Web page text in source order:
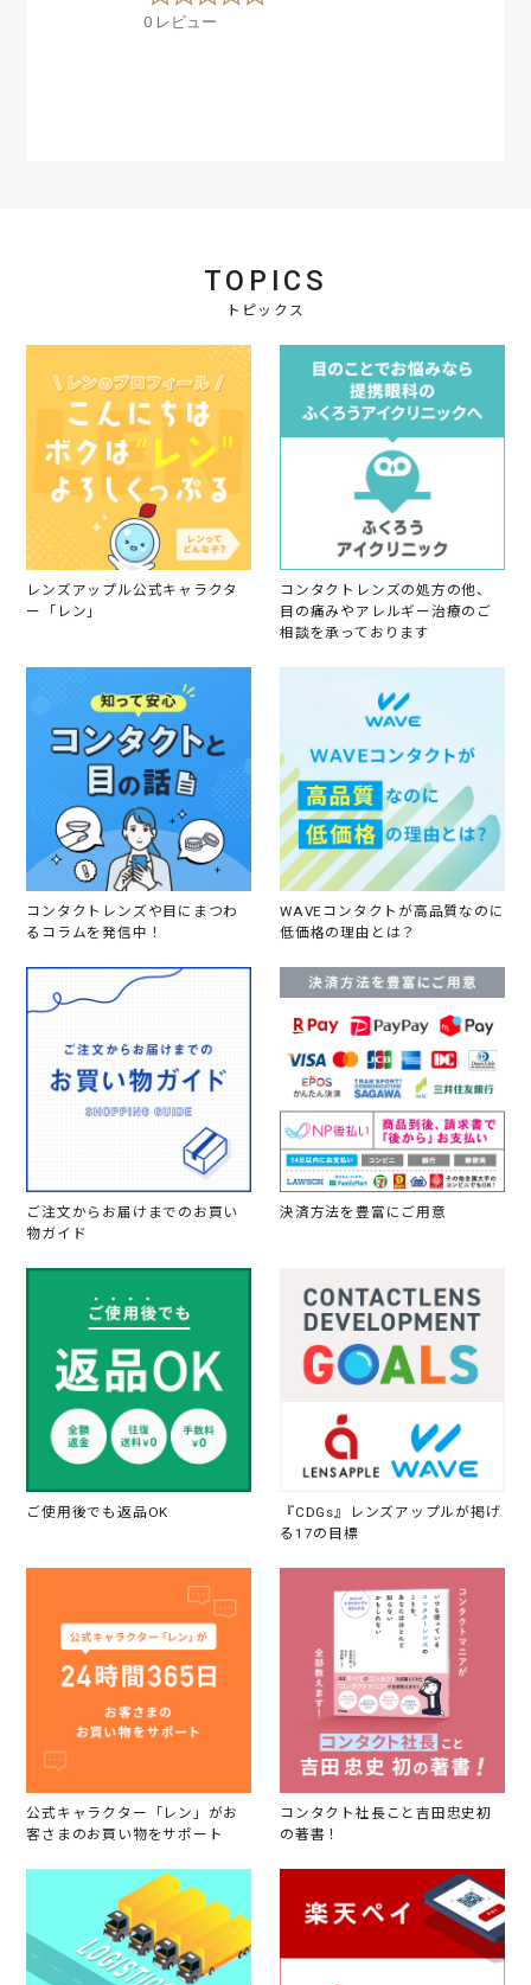
.
0 レビュー
TOPICS
トピックス
レンズアップル公式キャラクタ
ー「レン」
コンタクトレンズの処方の他、
目の痛みやアレルギー治療のご
相談を承っております
コンタクトレンズや目にまつわ
るコラムを発信中！
WAVEコンタクトが高品質なのに
低価格の理由とは？
ご注文からお届けまでのお買い
物ガイド
決済方法を豊富にご用意
ご使用後でも返品OK
『CDGs』レンズアップルが掲げ
る17の目標
公式キャラクター「レン」がお
客さまのお買い物をサポート
コンタクト社長こと吉田忠史初
の著書！